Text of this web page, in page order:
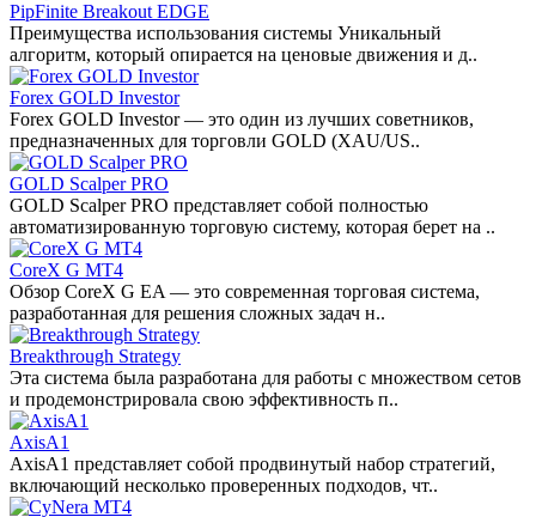
PipFinite Breakout EDGE
Преимущества использования системы Уникальный
алгоритм, который опирается на ценовые движения и д..
Forex GOLD Investor
Forex GOLD Investor — это один из лучших советников,
предназначенных для торговли GOLD (XAU/US..
GOLD Scalper PRO
GOLD Scalper PRO представляет собой полностью
автоматизированную торговую систему, которая берет на ..
CoreX G MT4
Обзор CoreX G EA — это современная торговая система,
разработанная для решения сложных задач н..
Breakthrough Strategy
Эта система была разработана для работы с множеством сетов
и продемонстрировала свою эффективность п..
AxisA1
AxisA1 представляет собой продвинутый набор стратегий,
включающий несколько проверенных подходов, чт..